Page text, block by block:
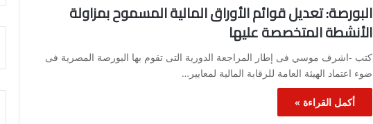
البورصة: تعديل قوائم الأوراق المالية المسموح بمزاولة
الأنشطة المتخصصة عليها
كتب -اشرف موسي فى إطار المراجعة الدورية التى تقوم بها البورصة المصرية فى
ضوء اعتماد الهيئة العامة للرقابة المالية لمعايير…
أكمل القراءة »